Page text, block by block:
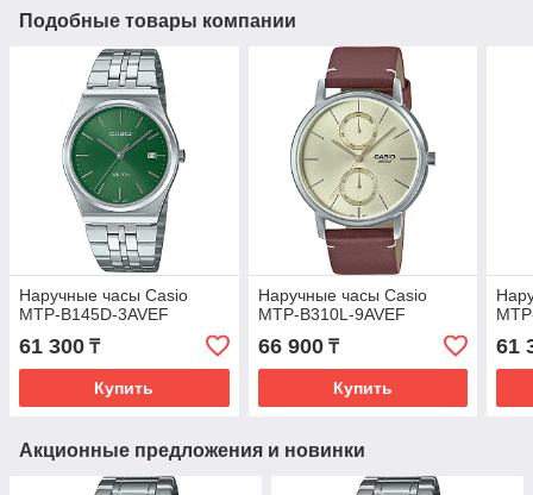
Подобные товары компании
Наручные часы Casio
MTP-B145D-3AVEF
61 300 ₸
Купить
Наручные часы Casio
MTP-B310L-9AVEF
66 900₸
Купить
61
Акционные предложения и новинки